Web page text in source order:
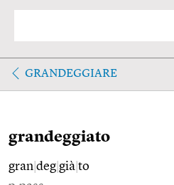
GRANDEGGIARE
grandeggiato
gran deg già to